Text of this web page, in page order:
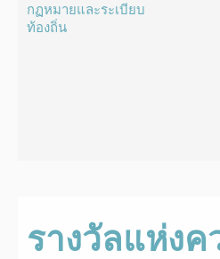
กฏหมายและระเบียบ
ท้องถิ่น
รางวัลแห่ง